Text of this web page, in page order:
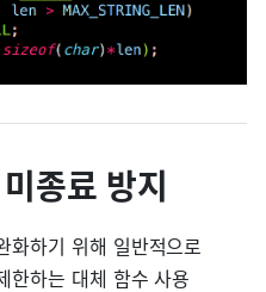
종료 방지
화하기 위해 일반적으로
한하는 대체 함수 사용